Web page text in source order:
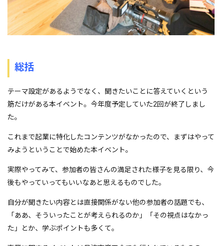
総括
テーマ設定があるようでなく、聞きたいことに答えていくという
筋だけがある本イベント。今年度予定していた2回が終了しまし
た。
これまで起業に特化したコンテンツがなかったので、まずはやって
みようということで始めた本イベント。
実際やってみて、参加者の皆さんの満足された様子を見る限り、今
後もやっていってもいいなあと思えるものでした。
自分が聞きたい内容とは直接関係がない他の参加者の話題でも、
「ああ、そういったことが考えられるのか」「その視点はなかっ
た」とか、学ぶポイントも多くて。